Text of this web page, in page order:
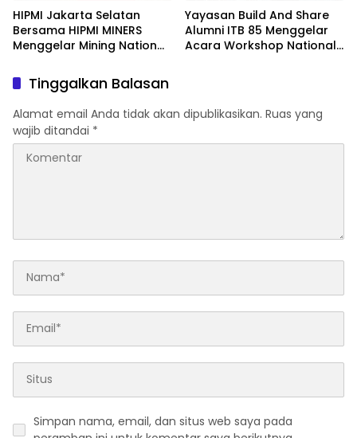
HIPMI Jakarta Selatan
Bersama HIPMI MINERS
Menggelar Mining Nation
Indah Golf Jakarta
Yayasan Build And Share
Alumni ITB 85 Menggelar
Acara Workshop National
DKI Jakarta)
Tinggalkan Balasan
Alamat email Anda tidak akan dipublikasikan. Ruas yang
wajib ditandai *
Simpan nama, email, dan situs web saya pada